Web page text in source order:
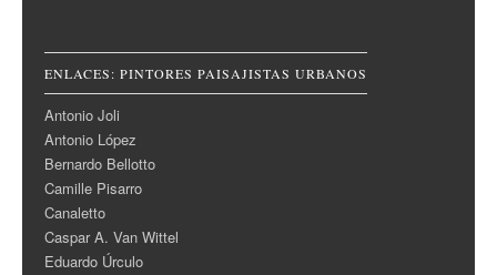
ENLACES: PINTORES PAISAJISTAS URBANOS
Antonio Joli
Antonio López
Bernardo Bellotto
Camille Pisarro
Canaletto
Caspar A. Van Wittel
Eduardo Úrculo